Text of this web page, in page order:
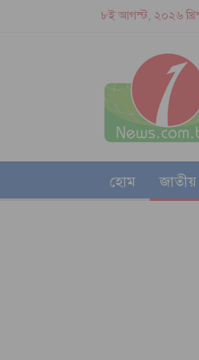
৮ই আগস্ট, ২০২৬
হোম জাতীয়